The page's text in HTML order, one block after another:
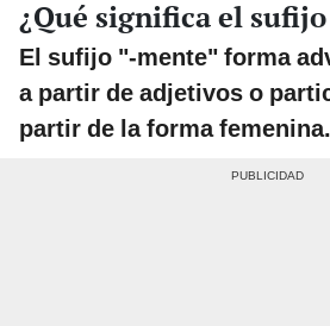
¿Qué significa el
El sufijo "-mente" forma
a partir de adjetivos o
partir de la forma femenina.